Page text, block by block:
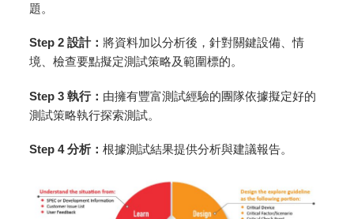
題。
Step 2設計：將資料加以分析後，針對關鍵設備、情
境、檢查要點擬定測試策略及範圍標的。
Step 3執行： 由擁有豐富測試經驗的團隊依據擬定好的
測試策略執行探索測試。
Step 4分析：根據測試結果提供分析與建議報告。